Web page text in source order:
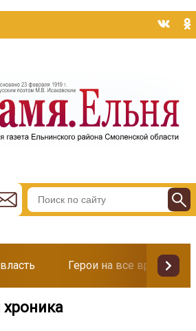
Герои на все времена